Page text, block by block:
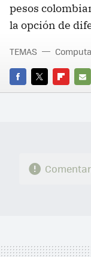
pesos
la opción de
FACEBOOK
TWITTER
E-
TEMAS